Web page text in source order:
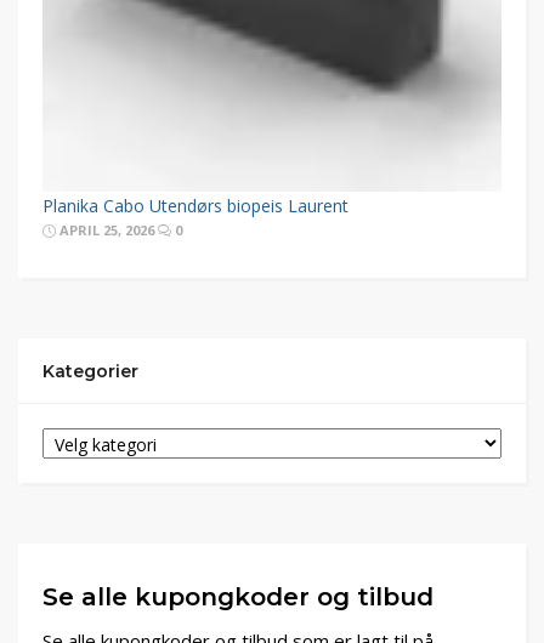
Planika Cabo Utendørs biopeis Laurent
APRIL 25, 2026 0
Kategorier
Se alle kupongkoder og tilbud